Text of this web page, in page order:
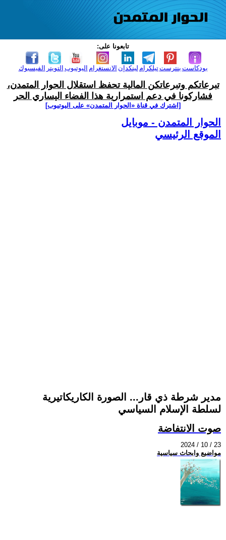
تابعونا على:
الفيسبوك التويتر اليوتيوب الانستغرام لينكدإن تيلكرامبنترست بودكاست
تبرعاتكم وتبرعاتكن المالية تحفظ استقلال الحوار المتمدن،
فشاركونا في دعم استمرارية هذا الفضاء اليساري الحر
[اشترك في قناة ‫«الحوار المتمدن» على اليوتيوب]
الحوار المتمدن - موبايل
الموقع الرئيسي
مدير شرطة ذي قار... الصورة الكاريكاتيرية
لسلطة الإسلام السياسي
صوت الانتفاضة
2024 / 10 / 23
مواضيع وابحاث سياسية